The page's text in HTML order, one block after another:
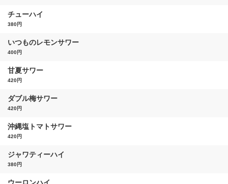
チューハイ
380円
いつものレモンサワー
400円
甘夏サワー
420円
ダブル梅サワー
420円
沖縄塩トマトサワー
420円
ジャワティーハイ
380円
ウーロンハイ